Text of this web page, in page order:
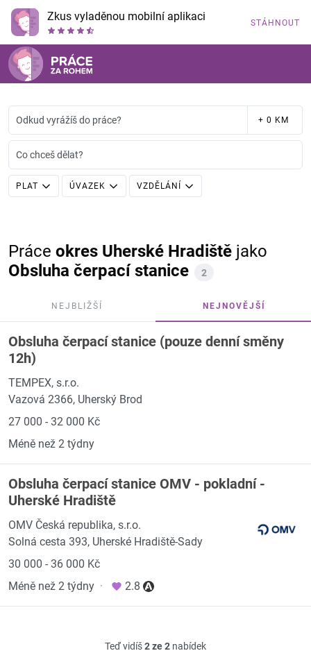
Zkus vyladěnou mobilní aplikaci STÁHNOUT
Odkud vyrážíš do práce? + 0 KM
Co chceš dělat?
PLAT ÚVAZEK VZDĚLÁNÍ
Práce okres Uherské Hradiště jako
Obsluha čerpací stanice
2
NEJBLIŽŠÍ NEJNOVĚJŠÍ
Obsluha čerpací stanice (pouze denní směny
12h)
TEMPEX, s.r.o.
Vazová 2366, Uherský Brod
27 000 - 32 000 Kč
Méně než 2 týdny
Obsluha čerpací stanice OMV - pokladní -
Uherské Hradiště
OMV Česká republika, s.r.o.
Solná cesta 393, Uherské Hradiště-Sady
30 000 - 36 000 Kč
Méně než 2 týdny · 2.8
Teď vidíš2 ze 2 nabídek